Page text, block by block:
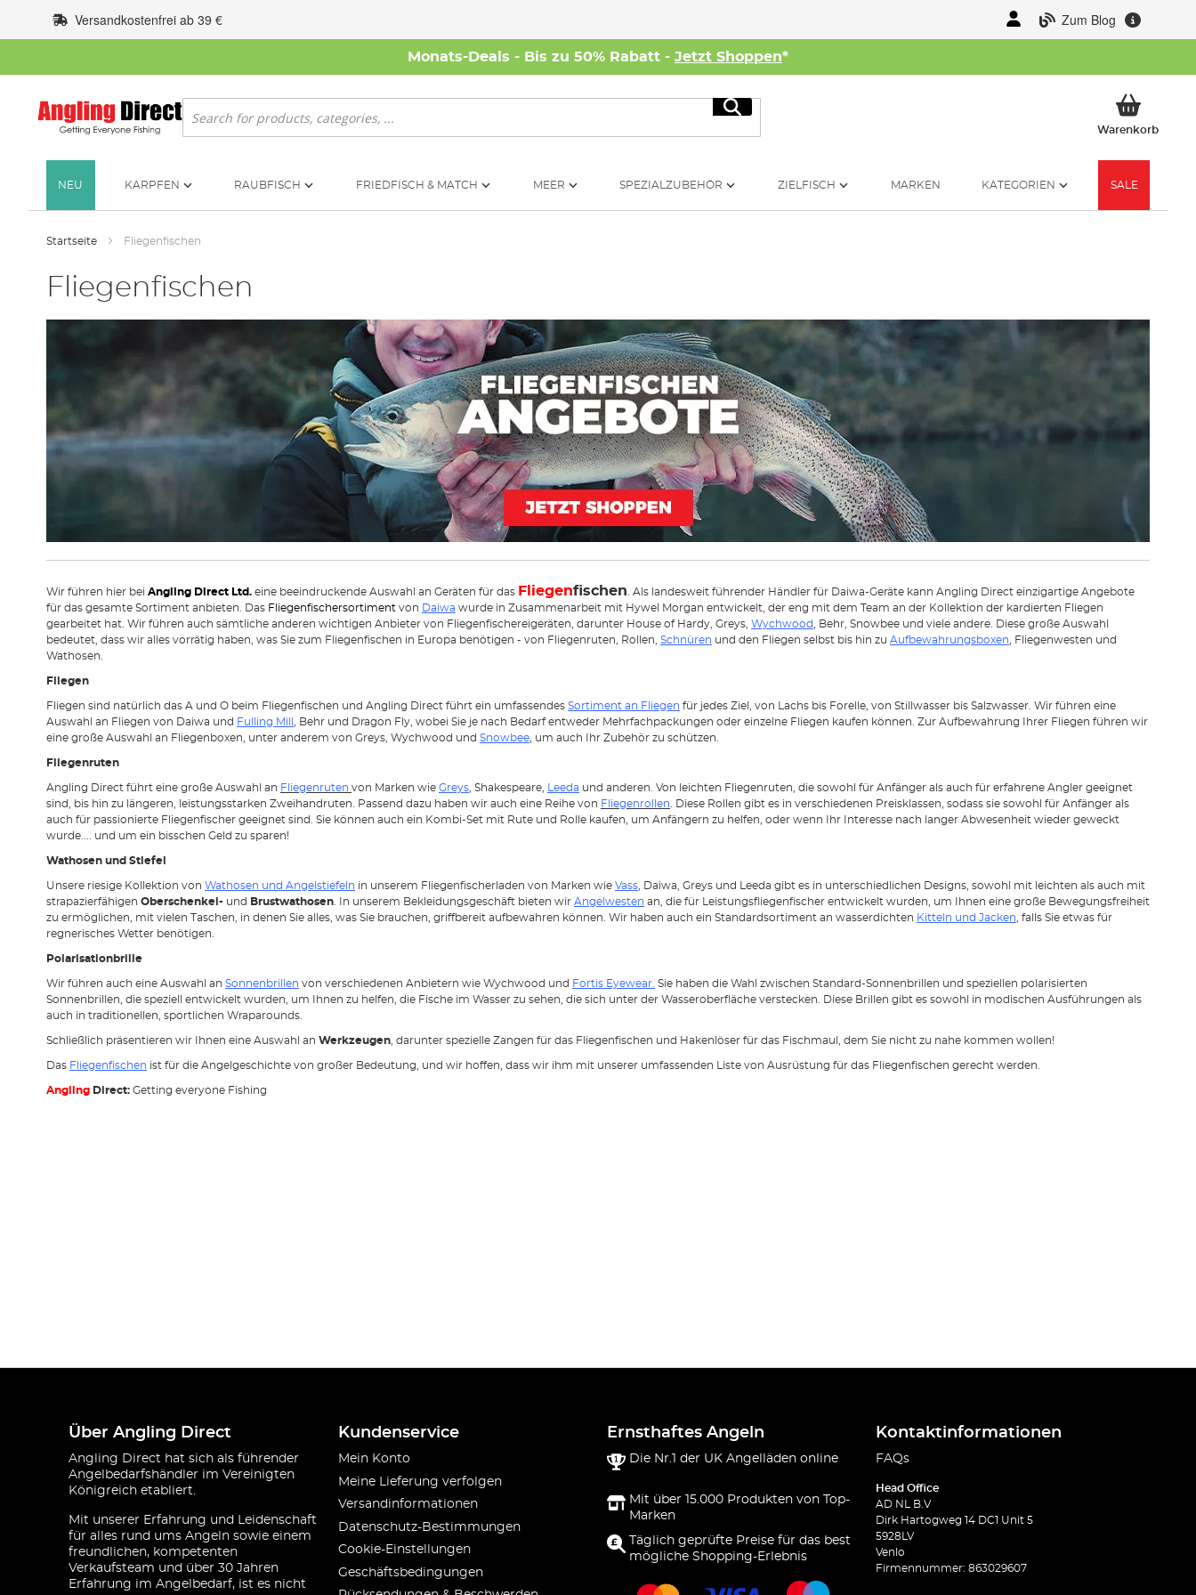
Inhalt
springen
Zum Blog
Versandkostenfrei ab 39 €
Monats-Deals - Bis zu 50% Rabatt - Jetzt Shoppen*
Suche
Suche
WarenkorbMein
NEU KARPFEN RAUBFISCH FRIEDFISCH & MATCH MEER SPEZIALZUBEHÖR ZIELFISCH MARKEN KATEGORIEN SALE
Startseite Fliegenfischen
Fliegenfischen
Wir führen hier bei Angling Direct Ltd. eine beeindruckende Auswahl an Geräten für das Fliegenfischen . Als landesweit führender Händler für Daiwa-Geräte kann Angling Direct einzigartige Angebote
für das gesamte Sortiment anbieten. Das Fliegenfischersortiment von Daiwa wurde in Zusammenarbeit mit Hywel Morgan entwickelt, der eng mit dem Team an der Kollektion der kardierten Fliegen
gearbeitet hat. Wir führen auch sämtliche anderen wichtigen Anbieter von Fliegenfischereigeräten, darunter House of Hardy, Greys, Wychwood
, Behr, Snowbee und viele andere. Diese große Auswahl
bedeutet, dass wir alles vorrätig haben, was Sie zum Fliegenfischen in Europa benötigen - von Fliegenruten, Rollen, Schnüren und den Fliegen selbst bis hin zu Aufbewahrungsboxen , Fliegenwesten und
Wathosen.
Fliegen
Fliegen sind natürlich das A und O beim Fliegenfischen und Angling Direct führt ein umfassendes Sortiment an Fliegen für jedes Ziel, von Lachs bis Forelle, von Stillwasser bis Salzwasser. Wir führen eine
Auswahl an Fliegen von Daiwa und Fulling Mill
, Behr und Dragon Fly, wobei Sie je nach Bedarf entweder Mehrfachpackungen oder einzelne Fliegen kaufen können. Zur Aufbewahrung Ihrer Fliegen führen wir
eine große Auswahl an Fliegenboxen, unter anderem von Greys, Wychwood und Snowbee , um auch Ihr Zubehör zu schützen.
Fliegenruten
Angling Direct führt eine große Auswahl an Fliegenruten von Marken wie Greys , Shakespeare, Leeda und anderen. Von leichten Fliegenruten, die sowohl für Anfänger als auch für erfahrene Angler geeignet
sind, bis hin zu längeren, leistungsstarken Zweihandruten. Passend dazu haben wir auch eine Reihe von Fliegenrollen . Diese Rollen gibt es in verschiedenen Preisklassen, sodass sie sowohl für Anfänger als
auch für passionierte Fliegenfischer geeignet sind. Sie können auch ein Kombi-Set mit Rute und Rolle kaufen, um Anfängern zu helfen, oder wenn Ihr Interesse nach langer Abwesenheit wieder geweckt
wurde.... und um ein bisschen Geld zu sparen!
Wathosen und Stiefel
Unsere riesige Kollektion von Wathosen und Angelstiefeln in unserem Fliegenfischerladen von Marken wie Vass , Daiwa, Greys und Leeda gibt es in unterschiedlichen Designs, sowohl mit leichten als auch mit
strapazierfähigen Oberschenkel- und Brustwathosen . In unserem Bekleidungsgeschäft bieten wir Angelwesten an, die für Leistungsfliegenfischer entwickelt wurden, um Ihnen eine große Bewegungsfreiheit
zu ermöglichen, mit vielen Taschen, in denen Sie alles, was Sie brauchen, griffbereit aufbewahren können. Wir haben auch ein Standardsortiment an wasserdichten Kitteln und Jacken , falls Sie etwas für
regnerisches Wetter benötigen.
Polarisationbrille
Wir führen auch eine Auswahl an Sonnenbrillen von verschiedenen Anbietern wie Wychwood und Fortis Eyewear. Sie haben die Wahl zwischen Standard-Sonnenbrillen und speziellen polarisierten
Sonnenbrillen, die speziell entwickelt wurden, um Ihnen zu helfen, die Fische im Wasser zu sehen, die sich unter der Wasseroberfläche verstecken. Diese Brillen gibt es sowohl in modischen Ausführungen als
auch in traditionellen, sportlichen Wraparounds.
Schließlich präsentieren wir Ihnen eine Auswahl an Werkzeugen , darunter spezielle Zangen für das Fliegenfischen und Hakenlöser für das Fischmaul, dem Sie nicht zu nahe kommen wollen!
Das Fliegenfischen ist für die Angelgeschichte von großer Bedeutung, und wir hoffen, dass wir ihm mit unserer umfassenden Liste von Ausrüstung für das Fliegenfischen gerecht werden.
Angling Direct: Getting everyone Fishing
Über Angling Direct
Angling Direct hat sich als führender
Angelbedarfshändler im Vereinigten
Königreich etabliert.
Mit unserer Erfahrung und Leidenschaft
für alles rund ums Angeln sowie einem
freundlichen, kompetenten
Verkaufsteam und über 30 Jahren
Erfahrung im Angelbedarf, ist es nicht
Kundenservice
Mein Konto
Meine Lieferung verfolgen
Versandinformationen
Datenschutz-Bestimmungen
Cookie-Einstellungen
Geschäftsbedingungen
Ernsthaftes Angeln
Die Nr.1 der UK Angelläden online
Mit über 15.000 Produkten von Top-
Marken
Täglich geprüfte Preise für das best
mögliche Shopping-Erlebnis
Kontaktinformationen
FAQs
Head Office
AD NL B.V
Dirk Hartogweg 14 DC1 Unit 5
5928LV
Venlo
Firmennummer: 863029607